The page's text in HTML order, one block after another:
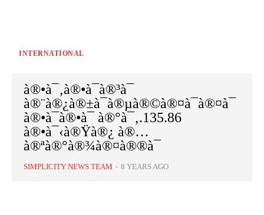
INTERNATIONAL
à®•à¯‚à®•à¯à®³à¯
à®¨à®¿à®±à¯à®µà®©à®¤à¯à®¤à¯
à®•à¯à®•à¯ à®°à¯‚.135.86
à®•à¯‹à®Ÿà®¿ à®…
à®ªà®°à®¾à®¤à®®à¯
SIMPLICITY NEWS TEAM - 8 YEARS AGO